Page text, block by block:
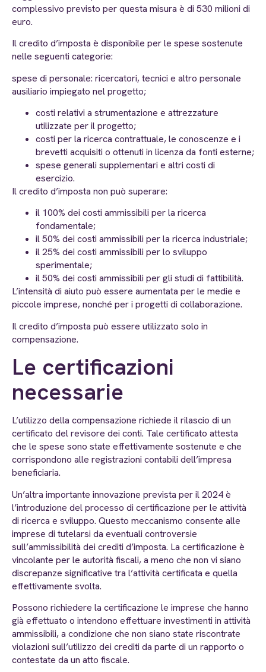
complessivo previsto per questa misura è di 530 milioni di
euro.
Il credito d’imposta è disponibile per le spese sostenute
nelle seguenti categorie:
spese di personale: ricercatori, tecnici e altro personale
ausiliario impiegato nel progetto;
costi relativi a strumentazione e attrezzature
utilizzate per il progetto;
costi per la ricerca contrattuale, le conoscenze e i
brevetti acquisiti o ottenuti in licenza da fonti esterne;
spese generali supplementari e altri costi di
esercizio.
Il credito d’imposta non può superare:
il 100% dei costi ammissibili per la ricerca
fondamentale;
il 50% dei costi ammissibili per la ricerca industriale;
il 25% dei costi ammissibili per lo sviluppo
sperimentale;
il 50% dei costi ammissibili per gli studi di fattibilità.
L’intensità di aiuto può essere aumentata per le medie e
piccole imprese, nonché per i progetti di collaborazione.
Il credito d’imposta può essere utilizzato solo in
compensazione.
Le certificazioni
necessarie
L’utilizzo della compensazione richiede il rilascio di un
certificato del revisore dei conti. Tale certificato attesta
che le spese sono state effettivamente sostenute e che
corrispondono alle registrazioni contabili dell’impresa
beneficiaria.
Un’altra importante innovazione prevista per il 2024 è
l’introduzione del processo di certificazione per le attività
di ricerca e sviluppo. Questo meccanismo consente alle
imprese di tutelarsi da eventuali controversie
sull’ammissibilità dei crediti d’imposta. La certificazione è
vincolante per le autorità fiscali, a meno che non vi siano
discrepanze significative tra l’attività certificata e quella
effettivamente svolta.
Possono richiedere la certificazione le imprese che hanno
già effettuato o intendono effettuare investimenti in attività
ammissibili, a condizione che non siano state riscontrate
violazioni sull’utilizzo dei crediti da parte di un rapporto o
contestate da un atto fiscale.